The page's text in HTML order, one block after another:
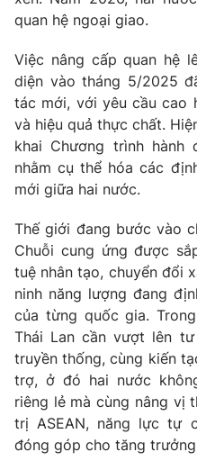
quan hệ ngoại giao.
Việc nâng cấp quan hệ
diện vào tháng 5/2025
tác mới, với yêu cầu cao
và hiệu quả thực chất.
khai Chương trình hành
nhằm cụ thể hóa các
mới giữa hai nước.
Thế giới đang bước vào
Chuỗi cung ứng được
tuệ nhân tạo, chuyển đổi
ninh năng lượng đang
của từng quốc gia.
Thái Lan cần vượt lên
truyền thống, cùng kiến
trợ, ở đó hai nước
riêng lẻ mà cùng nâng vị
trị ASEAN, năng lực tự
đóng góp cho tăng